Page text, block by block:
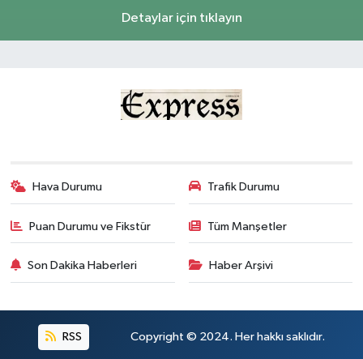
Detaylar için tıklayın
Hava Durumu Trafik Durumu
Puan Durumu ve Fikstür Tüm Manşetler
Son Dakika Haberleri Haber Arşivi
RSS Copyright © 2024. Her hakkı saklıdır.